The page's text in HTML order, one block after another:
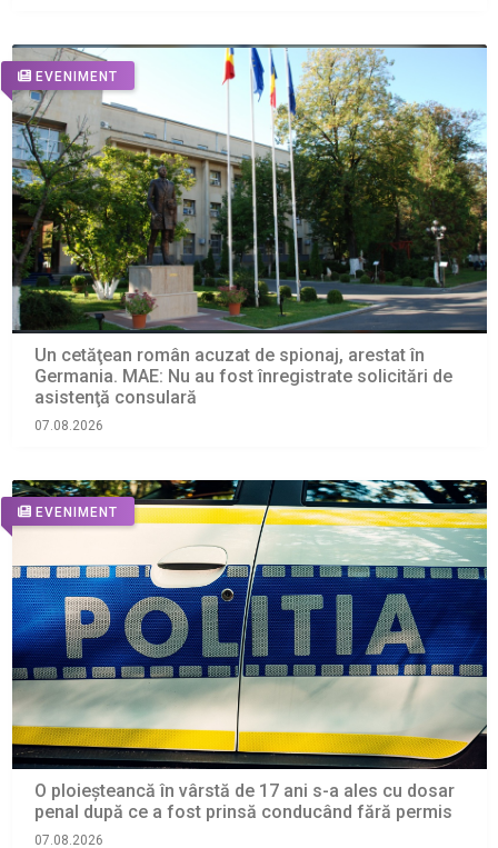
EVENIMENT
Un cetăţean român acuzat de spionaj, arestat în
Germania. MAE: Nu au fost înregistrate solicitări de
asistenţă consulară
07.08.2026
EVENIMENT
O ploieșteancă în vârstă de 17 ani s-a ales cu dosar
penal după ce a fost prinsă conducând fără permis
07.08.2026